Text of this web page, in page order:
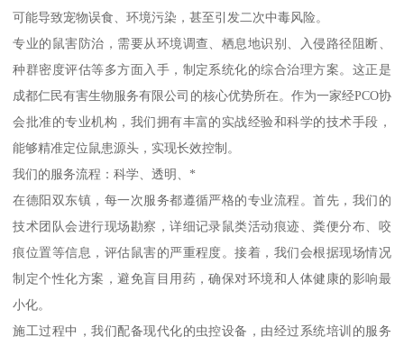
可能导致宠物误食、环境污染，甚至引发二次中毒风险。
专业的鼠害防治，需要从环境调查、栖息地识别、入侵路径阻断、
种群密度评估等多方面入手，制定系统化的综合治理方案。这正是
成都仁民有害生物服务有限公司的核心优势所在。作为一家经PCO协
会批准的专业机构，我们拥有丰富的实战经验和科学的技术手段，
能够精准定位鼠患源头，实现长效控制。
我们的服务流程：科学、透明、*
在德阳双东镇，每一次服务都遵循严格的专业流程。首先，我们的
技术团队会进行现场勘察，详细记录鼠类活动痕迹、粪便分布、咬
痕位置等信息，评估鼠害的严重程度。接着，我们会根据现场情况
制定个性化方案，避免盲目用药，确保对环境和人体健康的影响最
小化。
施工过程中，我们配备现代化的虫控设备，由经过系统培训的服务